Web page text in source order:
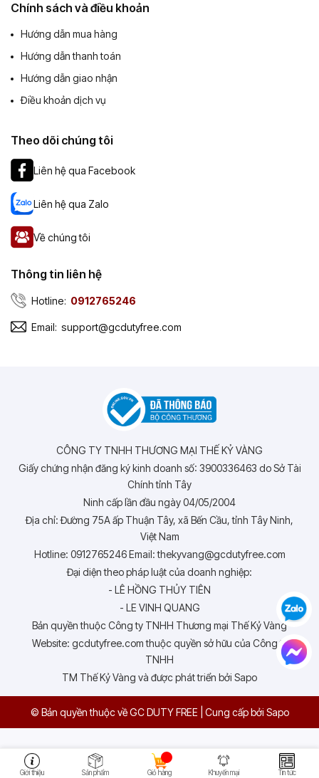
Chính sách và điều khoản
Hướng dẫn mua hàng
Hướng dẫn thanh toán
Hướng dẫn giao nhận
Điều khoản dịch vụ
Theo dõi chúng tôi
Liên hệ qua Facebook
Liên hệ qua Zalo
Về chúng tôi
Thông tin liên hệ
Hotline: 0912765246
Email: support@gcdutyfree.com
CÔNG TY TNHH THƯƠNG MẠI THẾ KỶ VÀNG
Giấy chứng nhận đăng ký kinh doanh số: 3900336463 do Sở Tài
Chính tỉnh Tây
Ninh cấp lần đầu ngày 04/05/2004
Địa chỉ: Đường 75A ấp Thuận Tây, xã Bến Cầu, tỉnh Tây Ninh,
Việt Nam
Hotline: 0912765246 Email: thekyvang@gcdutyfree.com
Đại diện theo pháp luật của doanh nghiệp:
- LÊ HỒNG THỦY TIÊN
- LE VINH QUANG
Bản quyền thuộc Công ty TNHH Thương mại Thế Kỷ Vàng
Website: gcdutyfree.com thuộc quyền sở hữu của Công ty
TNHH
TM Thế Kỷ Vàng và được phát triển bởi Sapo
© Bản quyền thuộc về GC DUTY FREE Cung cấp bởi Sapo
Giới thiệu Sản phẩm Giỏ hàng Khuyến mại Tin tức